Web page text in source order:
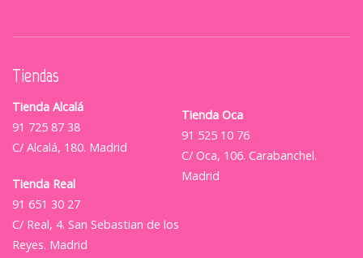
Tiendas
Tienda Alcalá
91 725 87 38
C/ Alcalá, 180. Madrid
Tienda Real
91 651 30 27
C/ Real, 4. San Sebastian de los
Reyes. Madrid
Tienda Oca
91 525 10 76
C/ Oca, 106. Carabanchel.
Madrid